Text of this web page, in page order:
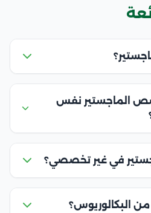
الماجستير نفس
في غير تخصصي؟
البكالوريوس؟